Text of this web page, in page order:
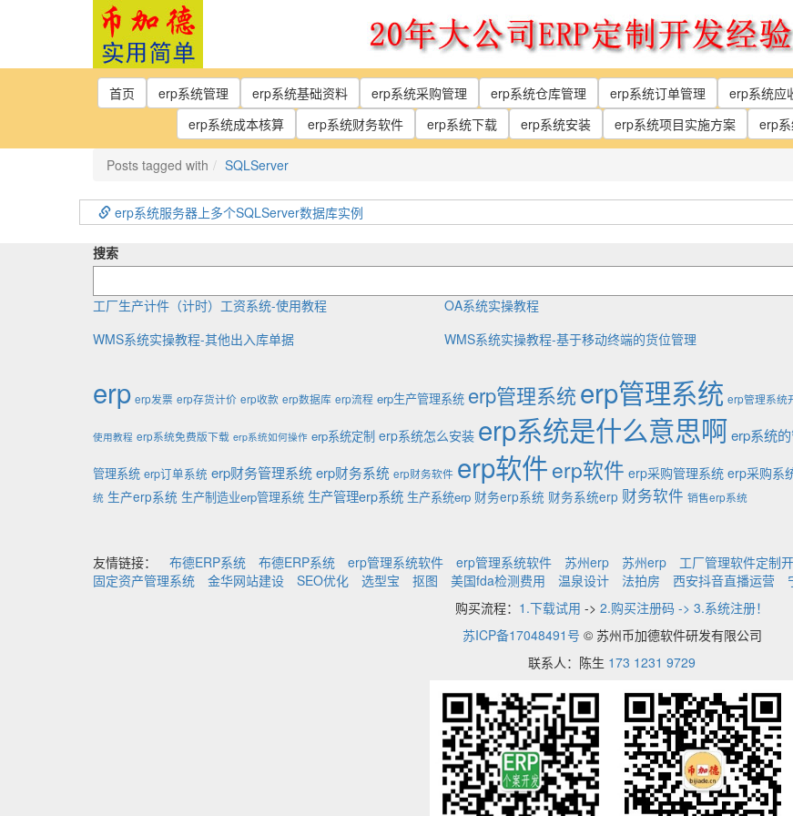
首页
erp系统管理 erp系统基础资料 erp系统采购管理 erp系统仓库管理 erp系统订单管理 erp系统应
erp系统成本核算
erp系统财务软件 erp系统下载 erp系统安装 erp系统项目实施方案 erp
Posts tagged with SQLServer
erp系统服务器上多个SQLServer数据库实例
搜索
工厂生产计件（计时）工资系统-使用教程
OA系统实操教程
WMS系统实操教程-其他出入库单据
WMS系统实操教程-基于移动终端的货位管理
erp erp发票 erp存货计价 erp收款 erp数据库 erp流程 erp生产管理系统 erp管理系统erp管理系统 erp管理系统
使用教程 erp系统免费版下载 erp系统如何操作 erp系统定制 erp系统怎么安装 erp系统是什么意思啊erp系统
管理系统 erp订单系统 erp财务管理系统erp财务系统 erp财务软件 erp软件erp软件 erp采购管理系统 erp采购系
统 生产erp系统 生产制造业erp管理系统 生产管理erp系统 生产系统erp 财务erp系统 财务系统erp 财务软件 销售erp系统
友情链接： 布德ERP系统 布德ERP系统 erp管理系统软件 erp管理系统软件 苏州erp 苏州erp 工厂管理软件定制
固定资产管理系统
金华网站建设 SEO优化 选型宝 抠图 美国fda检测费用 温泉设计 法拍房 西安抖音直播运营
购买流程： 1.下载试用 -> 2.购买注册码 -> 3.系统注册！
苏ICP备17048491号 © 苏州币加德软件研发有限公司
联系人：陈生 173 1231 9729